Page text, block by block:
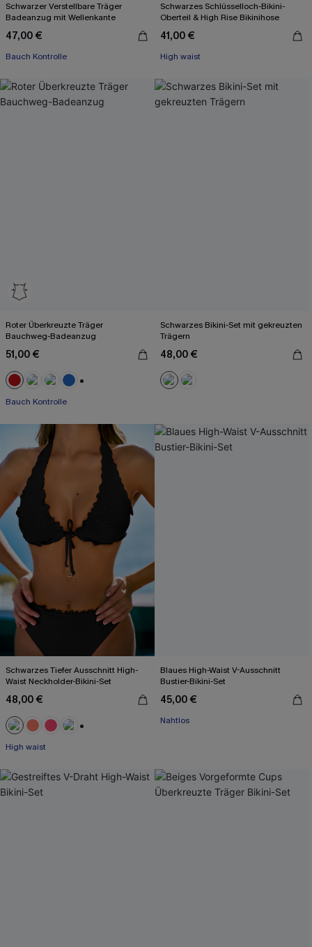
Schwarzer Verstellbare Träger
Badeanzug mit Wellenkante
47,00 €
Bauch Kontrolle
Schwarzes Schlüsselloch-Bikini-
Oberteil & High Rise Bikinihose
41,00 €
High waist
Roter Überkreuzte Träger
Bauchweg-Badeanzug
51,00 €
Bauch Kontrolle
Schwarzes Bikini-Set mit gekreuzten
Trägern
48,00 €
Schwarzes Tiefer Ausschnitt High-
Waist Neckholder-Bikini-Set
48,00 €
High waist
Blaues High-Waist V-Ausschnitt
Bustier-Bikini-Set
45,00 €
Nahtlos